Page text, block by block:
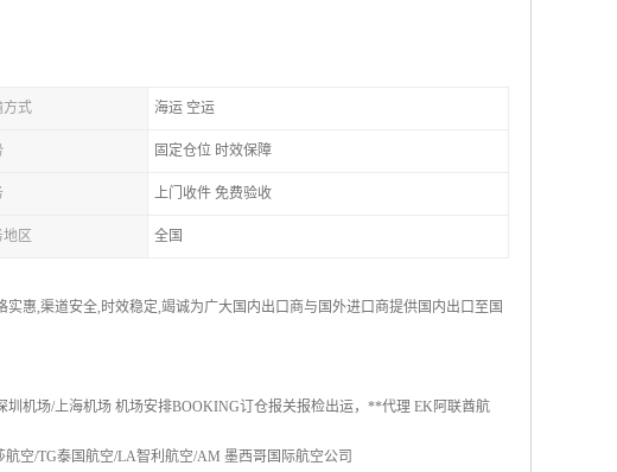
方式 海运 空运
固定仓位 时效保障
上门收件 免费验收
区 全国
惠,渠道安全,时效稳定,竭诚为广大国内出口商与国外进口商提供国内出口至国
机场/上海机场 机场安排BOOKING订仓报关报检出运，**代理 EK阿联酋航
空/TG泰国航空/LA智利航空/AM 墨西哥国际航空公司